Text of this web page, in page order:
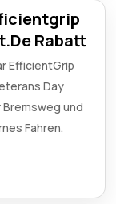
Rabatt
EfficientGrip
Day
und
Fahren.